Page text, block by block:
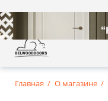
Главная О магазине